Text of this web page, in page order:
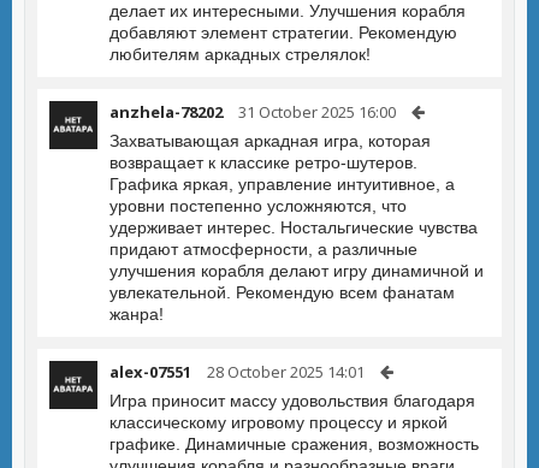
делает их интересными. Улучшения корабля
добавляют элемент стратегии. Рекомендую
любителям аркадных стрелялок!
anzhela-78202 31 October 2025 16:00
Захватывающая аркадная игра, которая
возвращает к классике ретро-шутеров.
Графика яркая, управление интуитивное, а
уровни постепенно усложняются, что
удерживает интерес. Ностальгические чувства
придают атмосферности, а различные
улучшения корабля делают игру динамичной и
увлекательной. Рекомендую всем фанатам
жанра!
alex-07551 28 October 2025 14:01
Игра приносит массу удовольствия благодаря
классическому игровому процессу и яркой
графике. Динамичные сражения, возможность